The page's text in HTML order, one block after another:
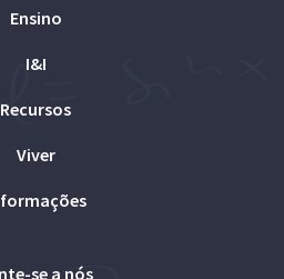
Ensino
I&I
Recursos
Viver
se a nós